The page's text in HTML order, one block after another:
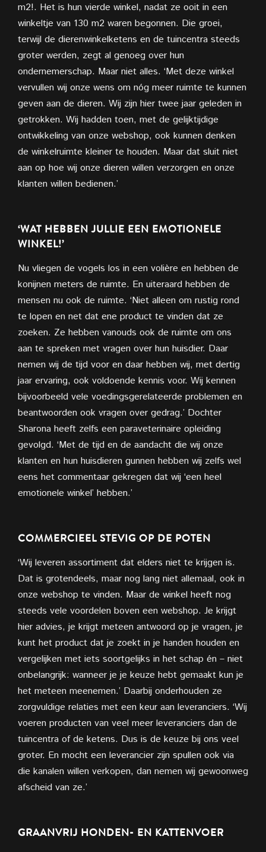
m2!. Het is hun vierde winkel, nadat ze ooit in een
winkeltje van 130 m2 waren begonnen. Die groei,
terwijl de dierenwinkelketens en de tuincentra steeds
groter werden, zegt al genoeg over hun
ondernemerschap. Maar niet alles. ‘Met deze winkel
vervullen wij onze wens om nóg meer ruimte te kunnen
geven aan de dieren. Wij zijn hier twee jaar geleden in
getrokken. Wij hadden toen, met de gelijktijdige
ontwikkeling van onze webshop, ook kunnen denken
de winkelruimte kleiner te houden. Maar dat sluit niet
aan op hoe wij onze dieren willen verzorgen en onze
klanten willen bedienen.’
‘WAT HEBBEN JULLIE EEN EMOTIONELE
WINKEL!’
Nu vliegen de vogels los in een volière en hebben de
konijnen meters de ruimte. En uiteraard hebben de
mensen nu ook de ruimte. ‘Niet alleen om rustig rond
te lopen en net dat ene product te vinden dat ze
zoeken. Ze hebben vanouds ook de ruimte om ons
aan te spreken met vragen over hun huisdier. Daar
nemen wij de tijd voor en daar hebben wij, met dertig
jaar ervaring, ook voldoende kennis voor. Wij kennen
bijvoorbeeld vele voedingsgerelateerde problemen en
beantwoorden ook vragen over gedrag.’ Dochter
Sharona heeft zelfs een paraveterinaire opleiding
gevolgd. ‘Met de tijd en de aandacht die wij onze
klanten en hun huisdieren gunnen hebben wij zelfs wel
eens het commentaar gekregen dat wij ‘een heel
emotionele winkel’ hebben.’
COMMERCIEEL STEVIG OP DE POTEN
‘Wij leveren assortiment dat elders niet te krijgen is.
Dat is grotendeels, maar nog lang niet allemaal, ook in
onze webshop te vinden. Maar de winkel heeft nog
steeds vele voordelen boven een webshop. Je krijgt
hier advies, je krijgt meteen antwoord op je vragen, je
kunt het product dat je zoekt in je handen houden en
vergelijken met iets soortgelijks in het schap én – niet
onbelangrijk: wanneer je je keuze hebt gemaakt kun je
het meteen meenemen.’ Daarbij onderhouden ze
zorgvuldige relaties met een keur aan leveranciers. ‘Wij
voeren producten van veel meer leveranciers dan de
tuincentra of de ketens. Dus is de keuze bij ons veel
groter. En mocht een leverancier zijn spullen ook via
die kanalen willen verkopen, dan nemen wij gewoonweg
afscheid van ze.’
GRAANVRIJ HONDEN- EN KATTENVOER